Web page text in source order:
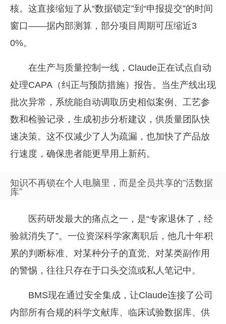
核。这直接缩短了从“数据锁定”到“申报提交”的时间
窗口——据内部测算，部分项目周期可压缩近3
0%。
在生产与质量控制一线，Claude正在试点自动
处理CAPA（纠正与预防措施）报告。当生产线出现
批次异常，系统能自动调取历史相似案例、工艺参
数和检验记录，生成初步分析建议，供质量团队快
速决策。这不仅减少了人为疏漏，也加快了产品放
行速度，确保患者能更早用上新药。
知识不再锁在个人电脑里，而是全员共享的“活数据
库”
医药研发最大的痛点之一，是“专家退休了，经
验就消失了”。一位资深科学家离职后，他几十年积
累的判断标准、对某种分子的直觉、对某类副作用
的警惕，往往只存在于口头交流或私人笔记中。
BMS现在通过安全集成，让Claude连接了公司
内部所有合规的科学文献库、临床试验数据库、供